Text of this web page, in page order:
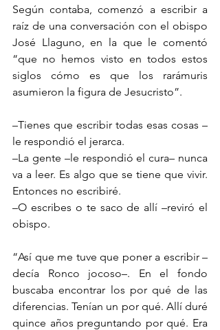
Según contaba, comenzó a escribir a
raíz de una conversación con el obispo
José Llaguno, en la que le comentó
“que no hemos visto en todos estos
siglos cómo es que los rarámuris
asumieron la figura de Jesucristo”.
–Tienes que escribir todas esas cosas –
le respondió el jerarca.
–La gente –le respondió el cura– nunca
va a leer. Es algo que se tiene que vivir.
Entonces no escribiré.
–O escribes o te saco de allí –reviró el
obispo.
“Así que me tuve que poner a escribir –
decía Ronco jocoso–. En el fondo
buscaba encontrar los por qué de las
diferencias. Tenían un por qué. Allí duré
quince años preguntando por qué. Era